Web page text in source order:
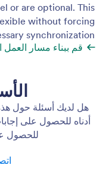
or are optional. This
without forcing
synchronization.
قم ببناء مسار
هل لديك أسئلة حول
أدناه للحصول على
للحصول